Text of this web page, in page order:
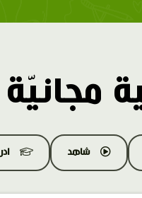
مجانيّة
شاهد